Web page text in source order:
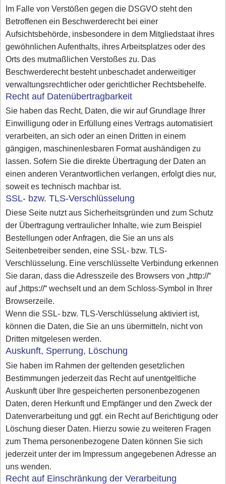
Im Falle von Verstößen gegen die DSGVO steht den
Betroffenen ein Beschwerderecht bei einer
Aufsichtsbehörde, insbesondere in dem Mitgliedstaat ihres
gewöhnlichen Aufenthalts, ihres Arbeitsplatzes oder des
Orts des mutmaßlichen Verstoßes zu. Das
Beschwerderecht besteht unbeschadet anderweitiger
verwaltungsrechtlicher oder gerichtlicher Rechtsbehelfe.
Recht auf Datenübertragbarkeit
Sie haben das Recht, Daten, die wir auf Grundlage Ihrer
Einwilligung oder in Erfüllung eines Vertrags automatisiert
verarbeiten, an sich oder an einen Dritten in einem
gängigen, maschinenlesbaren Format aushändigen zu
lassen. Sofern Sie die direkte Übertragung der Daten an
einen anderen Verantwortlichen verlangen, erfolgt dies nur,
soweit es technisch machbar ist.
SSL- bzw. TLS-Verschlüsselung
Diese Seite nutzt aus Sicherheitsgründen und zum Schutz
der Übertragung vertraulicher Inhalte, wie zum Beispiel
Bestellungen oder Anfragen, die Sie an uns als
Seitenbetreiber senden, eine SSL- bzw. TLS-
Verschlüsselung. Eine verschlüsselte Verbindung erkennen
Sie daran, dass die Adresszeile des Browsers von „http://“
auf „https://“ wechselt und an dem Schloss-Symbol in Ihrer
Browserzeile.
Wenn die SSL- bzw. TLS-Verschlüsselung aktiviert ist,
können die Daten, die Sie an uns übermitteln, nicht von
Dritten mitgelesen werden.
Auskunft, Sperrung, Löschung
Sie haben im Rahmen der geltenden gesetzlichen
Bestimmungen jederzeit das Recht auf unentgeltliche
Auskunft über Ihre gespeicherten personenbezogenen
Daten, deren Herkunft und Empfänger und den Zweck der
Datenverarbeitung und ggf. ein Recht auf Berichtigung oder
Löschung dieser Daten. Hierzu sowie zu weiteren Fragen
zum Thema personenbezogene Daten können Sie sich
jederzeit unter der im Impressum angegebenen Adresse an
uns wenden.
Recht auf Einschränkung der Verarbeitung